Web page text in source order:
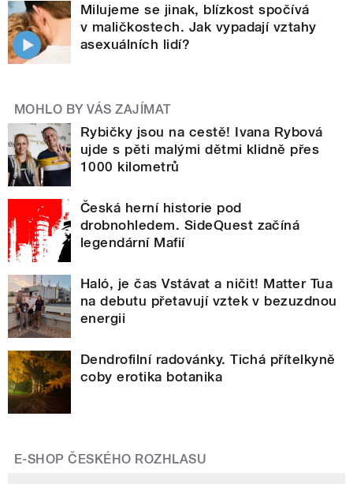
Milujeme se jinak, blízkost spočívá
v maličkostech. Jak vypadají vztahy
asexuálních lidí?
MOHLO BY VÁS ZAJÍMAT
Rybičky jsou na cestě! Ivana Rybová
ujde s pěti malými dětmi klidně přes
1000 kilometrů
Česká herní historie pod
drobnohledem. SideQuest začíná
legendární Mafií
Haló, je čas Vstávat a ničit! Matter Tua
na debutu přetavují vztek v bezuzdnou
energii
Dendrofilní radovánky. Tichá přítelkyně
coby erotika botanika
E-SHOP ČESKÉHO ROZHLASU